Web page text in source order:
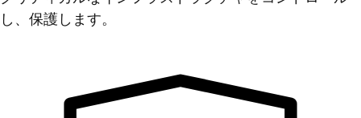
し、保護します。